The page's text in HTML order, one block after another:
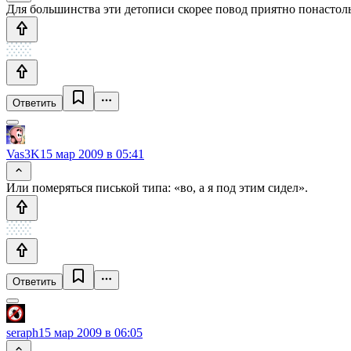
Для большинства эти детописи скорее повод приятно
Ответить
Vas3K15 мар 2009 в 05:41
Или померяться писькой типа: «во, а я под этим сидел».
Ответить
seraph15 мар 2009 в 06:05